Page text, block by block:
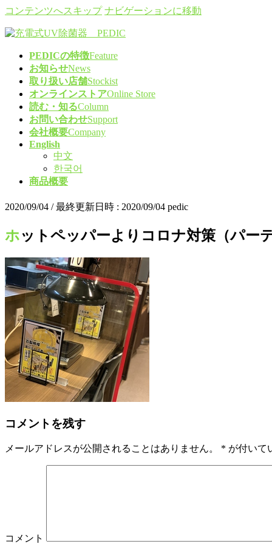
コンテンツへスキップ ナビゲーションに移動
PEDICの特徴Feature
お知らせNews
取り扱い店舗Stockist
オンラインストアOnline Store
読む・知るColumn
お問い合わせSupport
会社概要Company
English
中文
한국어
商品概要
2020/09/04 / 最終更新日時 : 2020/09/04 pedic
ホットペッパーよりコロナ対策（パー
コメントを残す
メールアドレスが公開されることはありません。 * が付いて
コメント